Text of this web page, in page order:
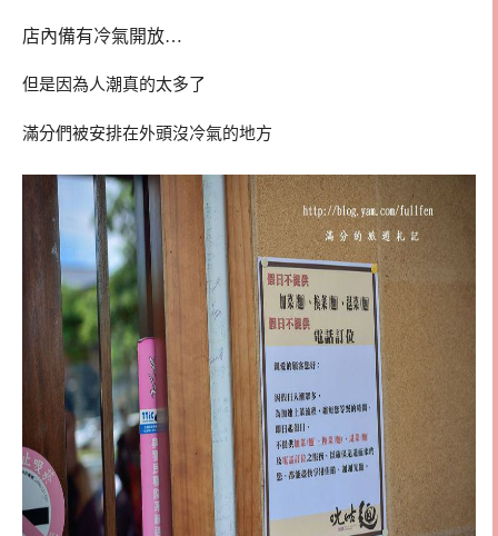
店內備有冷氣開放…
但是因為人潮真的太多了
滿分們被安排在外頭沒冷氣的地方